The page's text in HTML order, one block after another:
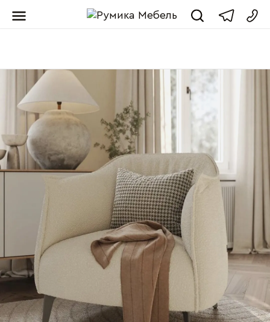
Мебель от